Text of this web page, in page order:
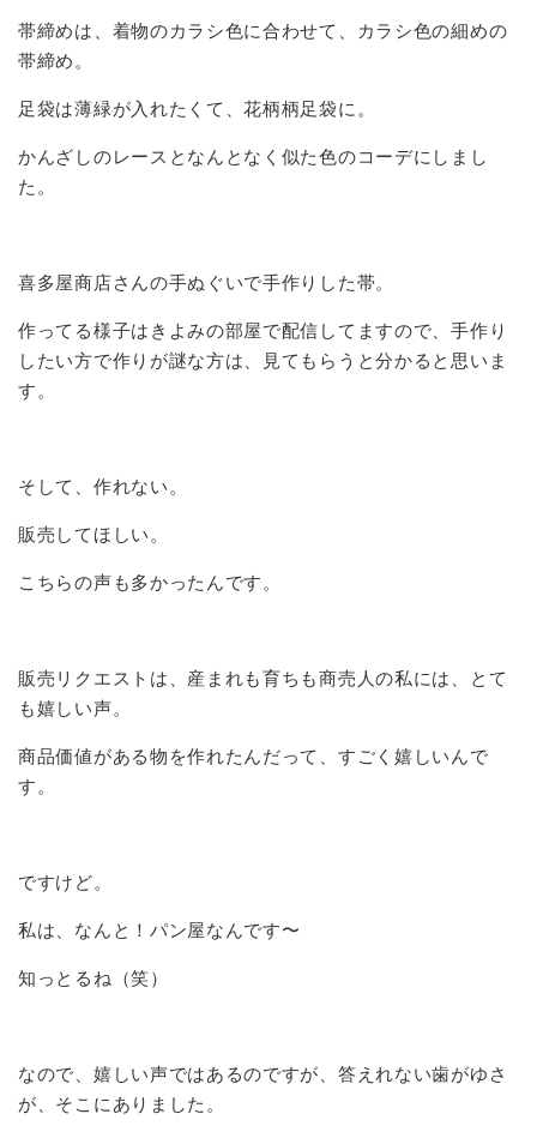
帯締めは、着物のカラシ色に合わせて、カラシ色の細めの
帯締め。
足袋は薄緑が入れたくて、花柄柄足袋に。
かんざしのレースとなんとなく似た色のコーデにしまし
た。
喜多屋商店さんの手ぬぐいで手作りした帯。
作ってる様子はきよみの部屋で配信してますので、手作り
したい方で作りが謎な方は、見てもらうと分かると思いま
す。
そして、作れない。
販売してほしい。
こちらの声も多かったんです。
販売リクエストは、産まれも育ちも商売人の私には、とて
も嬉しい声。
商品価値がある物を作れたんだって、すごく嬉しいんで
す。
ですけど。
私は、なんと！パン屋なんです〜
知っとるね（笑）
なので、嬉しい声ではあるのですが、答えれない歯がゆさ
が、そこにありました。